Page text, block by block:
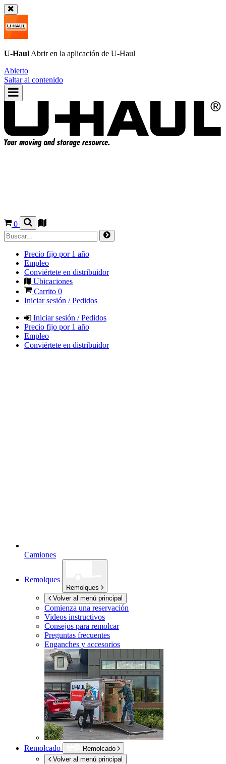
U-Haul Abrir en la aplicación de U-Haul
Abierto
Saltar al contenido
0
Precio fijo por 1 año
Empleo
Conviértete en distribuidor
Ubicaciones
Carrito 0
Iniciar sesión / Pedidos
Iniciar sesión / Pedidos
Precio fijo por 1 año
Empleo
Conviértete en distribuidor
Camiones
Remolques
Remolques
Volver al menú principal
Comienza una reservación
Videos instructivos
Consejos para remolcar
Preguntas frecuentes
Enganches y accesorios
Remolcado
Remolcado
Volver al menú principal